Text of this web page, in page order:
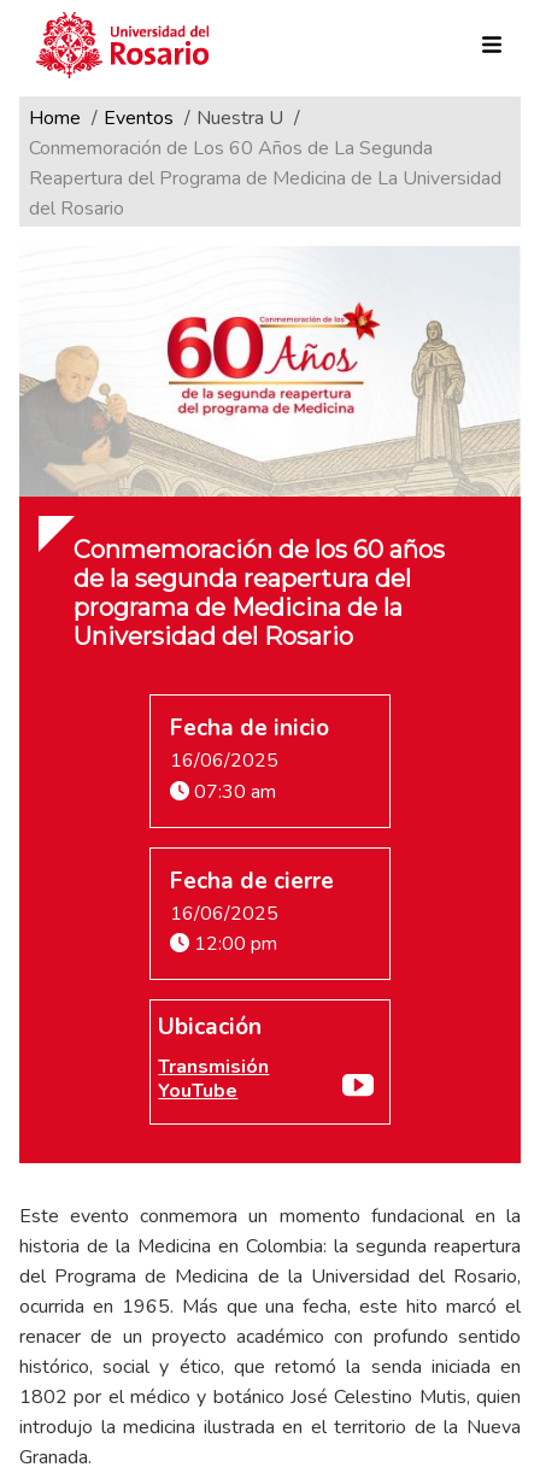
Pasar al contenido principal
Ruta de navegación
Home Eventos
Nuestra U
Conmemoración de Los 60 Años de La Segunda
Reapertura del Programa de Medicina de La Universidad
del Rosario
Conmemoración de los 60 años
de la segunda reapertura del
programa de Medicina de la
Universidad del Rosario
Fecha de inicio
16/06/2025
07:30 am
Fecha de cierre
16/06/2025
12:00 pm
Ubicación
Transmisión
YouTube
Este evento conmemora un momento fundacional en la
historia de la Medicina en Colombia: la segunda reapertura
del Programa de Medicina de la Universidad del Rosario,
ocurrida en 1965. Más que una fecha, este hito marcó el
renacer de un proyecto académico con profundo sentido
histórico, social y ético, que retomó la senda iniciada en
1802 por el médico y botánico José Celestino Mutis, quien
introdujo la medicina ilustrada en el territorio de la Nueva
Granada.